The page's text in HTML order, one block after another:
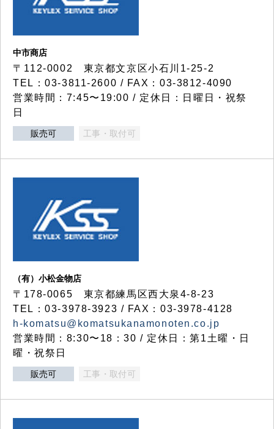
中市商店
〒112-0002 東京都文京区小石川1-25-2
TEL：03-3811-2600 / FAX：03-3812-4090
営業時間：7:45〜19:00 / 定休日：日曜日・祝祭
日
販売可 工事・取付可
（有）小松金物店
〒178-0065 東京都練馬区西大泉4-8-23
TEL：03-3978-3923 / FAX：03-3978-4128
h-komatsu@komatsukanamonoten.co.jp
営業時間：8:30〜18：30 / 定休日：第1土曜・日
曜・祝祭日
販売可 工事・取付可